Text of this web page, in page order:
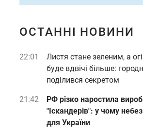
ОСТАННІ НОВИНИ
22:01
Листя стане зеленим, а
буде вдвічі більше:
поділився секретом
21:42
РФ різко наростила
"Іскандерів": у чому
для України